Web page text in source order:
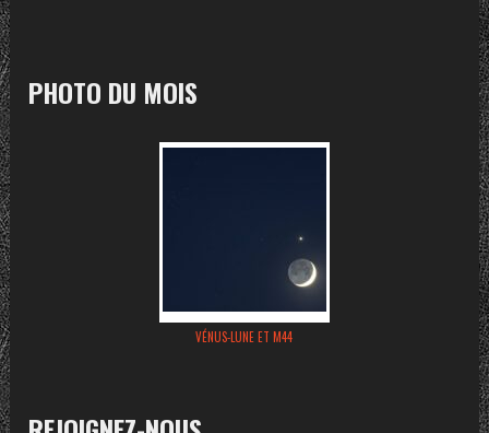
PHOTO DU MOIS
VÉNUS-LUNE ET M44